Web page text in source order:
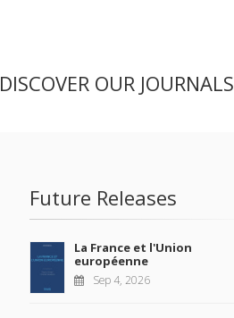
DISCOVER OUR JOURNALS
Future Releases
La France et l'Union
européenne
Sep 4, 2026